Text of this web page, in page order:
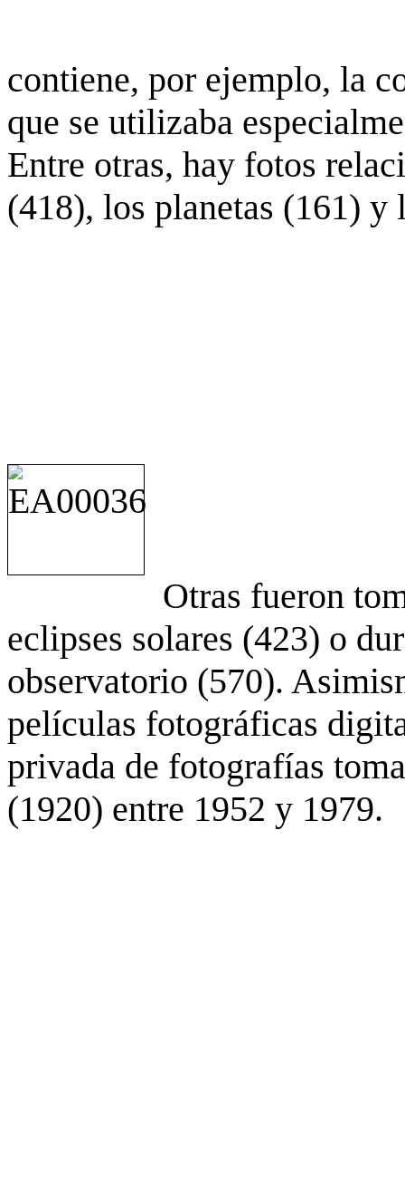
contiene, por ejemplo, la
que se utilizaba
Entre otras, hay fotos
(418), los planetas (161) y
Otras fueron
eclipses solares (423) o
observatorio (570).
películas fotográficas
privada de fotografías
(1920) entre 1952 y 1979.